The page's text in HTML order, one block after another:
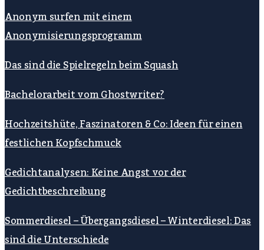
Anonym surfen mit einem
Anonymisierungsprogramm
Das sind die Spielregeln beim Squash
Bachelorarbeit vom Ghostwriter?
Hochzeitshüte, Faszinatoren & Co: Ideen für einen
festlichen Kopfschmuck
Gedichtanalysen: Keine Angst vor der
Gedichtbeschreibung
Sommerdiesel – Übergangsdiesel – Winterdiesel: Das
sind die Unterschiede